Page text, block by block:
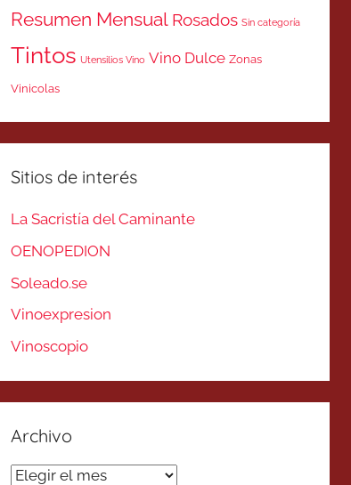
Resumen Mensual Rosados Sin categoría
Tintos Utensilios Vino Vino Dulce Zonas
Vinicolas
Sitios de interés
La Sacristía del Caminante
OENOPEDION
Soleado.se
Vinoexpresion
Vinoscopio
Archivo
Archivo